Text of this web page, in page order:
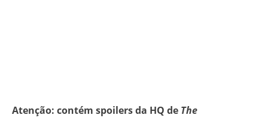
Atenção: contém spoilers da HQ de The